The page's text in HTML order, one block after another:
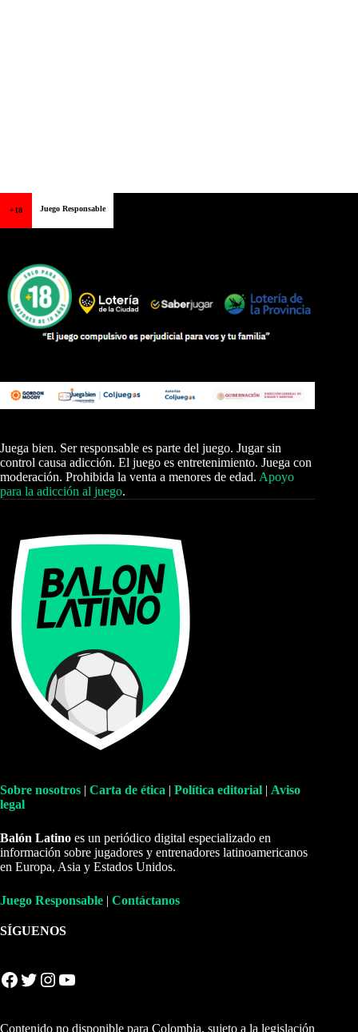
+18 Juego Responsable
Juega bien. Ser responsable es parte del juego. Jugar sin
control causa adicción. El juego es entretenimiento. Juega con
moderación. Prohibida la venta a menores de edad. Apoyo
para la adicción al juego.
Sobre nosotros | Carta de ética | Política editorial | Aviso
legal
Balón Latino es un periódico digital especializado en
información sobre jugadores y entrenadores latinoamericanos
en Europa, Asia y Estados Unidos.
Juego Responsable | Contáctanos
SÍGUENOS
Facebook Twitter Instagram YouTube
Contenido no disponible para Colombia, sujeto a la legislación